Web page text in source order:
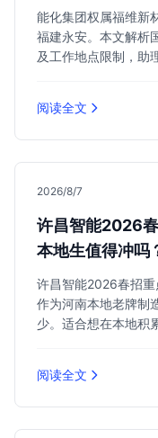
能化集团权属福维新
福建永安。本文解析
及工作地点限制，助
阅读全文
2026/8/7
许昌智能2026
本地生值得冲吗
许昌智能2026春招重
作为河南本地老牌制
少。适合想在本地积
阅读全文